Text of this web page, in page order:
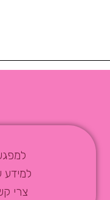
למידע
צרי קשר 050-